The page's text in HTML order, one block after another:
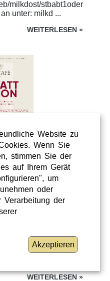
milkdost/stbabt1oder
unter: milkd ...
WEITERLESEN »
WEITERLESEN»
Website zu
Wenn Sie
stimmen Sie der
auf Ihrem Gerät
um
oder
Verarbeitung der
Akzeptieren